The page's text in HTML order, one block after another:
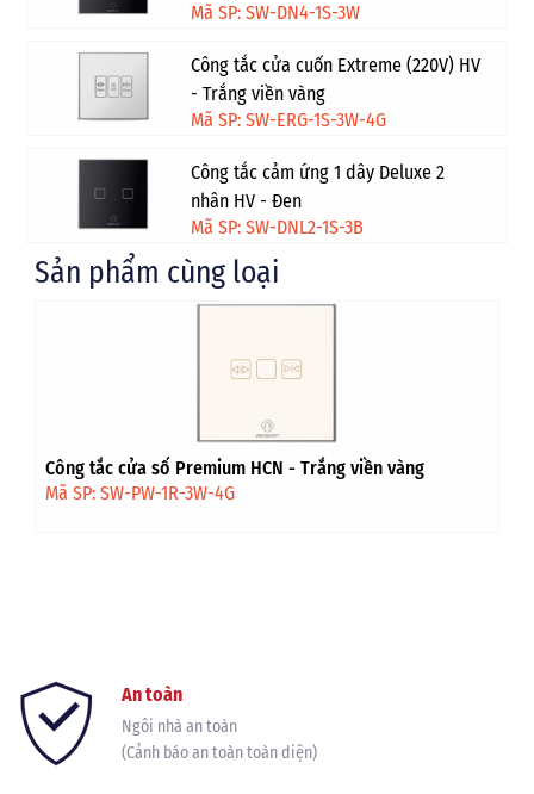
Mã SP: SW-DN4-1S-3W
Công tắc cửa cuốn Extreme (220V) HV
- Trắng viền vàng
Mã SP: SW-ERG-1S-3W-4G
Công tắc cảm ứng 1 dây Deluxe 2
nhân HV - Đen
Mã SP: SW-DNL2-1S-3B
Sản phẩm cùng loại
Công tắc cửa sổ Premium HCN - Trắng viền vàng
Mã SP: SW-PW-1R-3W-4G
An toàn
Ngôi nhà an toàn
(Cảnh báo an toàn toàn diện)